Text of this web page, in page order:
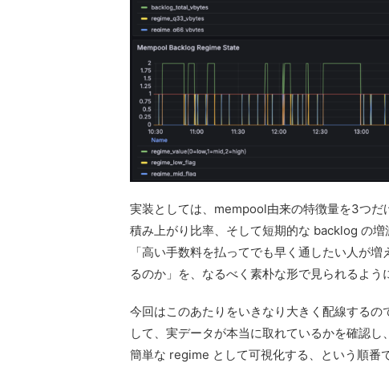
実装としては、mempool由来の特徴量を3つ
積み上がり比率、そして短期的な backlog の増
「高い手数料を払ってでも早く通したい人が
るのか」を、なるべく素朴な形で見られるよう
今回はこのあたりをいきなり大きく配線する
して、実データが本当に取れているかを確認
簡単な regime として可視化する、という順番